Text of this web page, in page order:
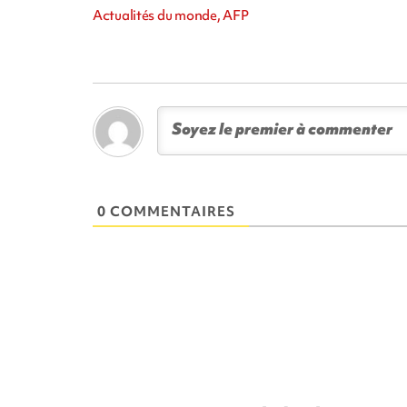
Actualités du monde, AFP
0 COMMENTAIRES